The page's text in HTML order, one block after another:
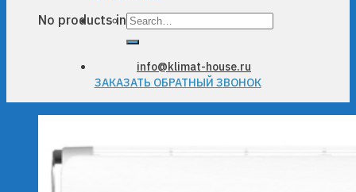
No products in the cart.
Search
info@klimat-house.ru
ЗАКАЗАТЬ ОБРАТНЫЙ ЗВОНОК